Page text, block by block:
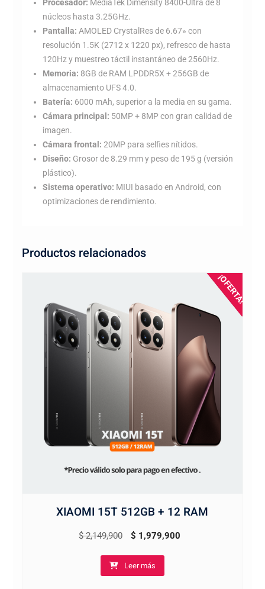
Procesador: MediaTek Dimensity 8400-Ultra de 8
núcleos hasta 3.25GHz.
Pantalla: AMOLED CrystalRes de 6.67» con
resolución 1.5K (2712 x 1220 px), refresco de hasta
120Hz y muestreo táctil instantáneo de 2560Hz.
Memoria: 8GB de RAM LPDDR5X + 256GB de
almacenamiento UFS 4.0.
Batería: 6000 mAh, superior a la media en su gama.
Cámara principal: 50MP + 8MP con gran calidad de
imagen.
Cámara frontal: 20MP para selfies nítidos.
Diseño: Grosor de 8.29 mm y peso de 195 g (versión
plástico).
Sistema operativo: MIUI basado en Android, con
optimizaciones de rendimiento.
Productos relacionados
¡OFERTA!
XIAOMI 15T 512GB + 12 RAM
$2,149,900
El
original
$ 1,979,900
Leer más